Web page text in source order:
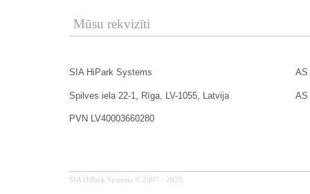
Mūsu rekvizīti
SIA HiPark Systems AS
Spilves iela 22-1, Rīga, LV-1055, Latvija AS
PVN LV40003660280
SIA HiPark Systems © 2007 - 2025